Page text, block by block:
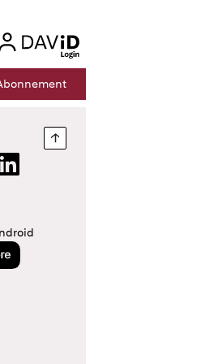
login
nnement
Nach oben springen
Store